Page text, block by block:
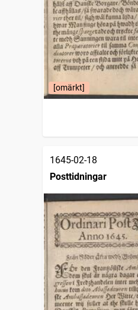
[omärkt]
1645-02-18
Posttidningar